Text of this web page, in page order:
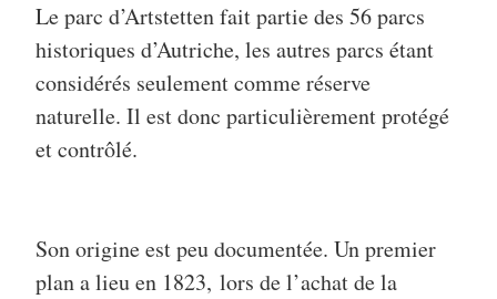
Le parc d’Artstetten fait partie des 56 parcs
historiques d’Autriche, les autres parcs étant
considérés seulement comme réserve
naturelle. Il est donc particulièrement protégé
et contrôlé.
Son origine est peu documentée. Un premier
plan a lieu en 1823, lors de l’achat de la